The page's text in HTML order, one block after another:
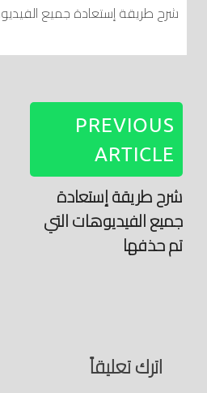
شرح طريقة إستعادة جميع
PREVIOUS
ARTICLE
شرح طريقة إستعادة
جميع الفيديوهات التي
تم حذفها
اترك تعليقاً